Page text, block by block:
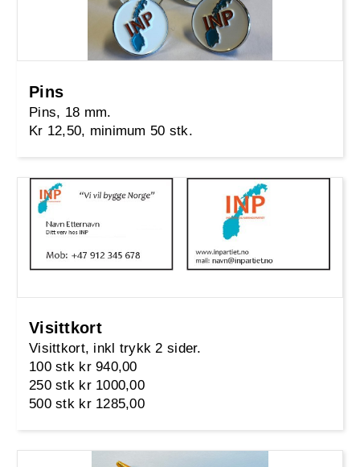
Pins
Pins, 18 mm.
Kr 12,50, minimum 50 stk.
Visittkort
Visittkort, inkl trykk 2 sider.
100 stk kr 940,00
250 stk kr 1000,00
500 stk kr 1285,00